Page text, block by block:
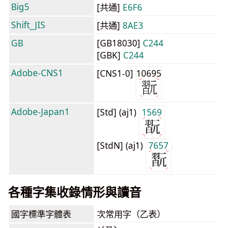
Big5 [共通] E6F6
Shift_JIS
[共通] 8AE3
GB
[GB18030] C244
[GBK] C244
Adobe-CNS1
[CNS1-0] 10695
Adobe-Japan1 [Std] (aj1) 1569
[StdN] (aj1) 7657
各種字集收錄情形與讀音
國字標準字體表 次常用字（乙表）